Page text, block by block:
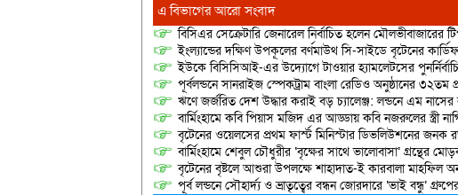
এ বিভাগের আরো সংবাদ
বিসিএর সেক্রেটারি জেনারেল নির্বাচিত হলেন মৌলভীবাজারের
ইংল্যান্ডের দক্ষিণ উপকূলের বর্ণমাউথ সি-সাইডে বৃটেনের
ইউকে বিসিসিআই-এর উদ্যোগে টাওয়ার হ্যামলেটসের
পূর্বলন্ডনে সানরাইজ স্পেকট্রাম বাংলা রেডিও অনুষ্ঠানের ৩২তম
​ঋণে জর্জরিত দেশ উদ্ধার করাই বড় চ্যালেঞ্জ: লন্ডনে এম নাসের
বার্মিংহামে কবি পিয়াস মজিদ এর আড্ডায় কবি নজরুলের স্ত্রী
বৃটেনের ওয়েলসের প্রথম ফার্স্ট মিনিস্টার ডিভলিউশনের জনক
বার্মিংহামে শেবুল চৌধুরীর ‘বৃক্ষের সাথে ভালোবাসা’ গ্রন্থের
বৃটেনের বৃষ্টলে আশুরা উপলক্ষে শাহাদাত-ই কারবালা মাহফিল
পূর্ব লন্ডনে সৌহার্দ্য ও ভ্রাতৃত্বের বন্ধন জোরদারে ‘ভাই বন্ধু’